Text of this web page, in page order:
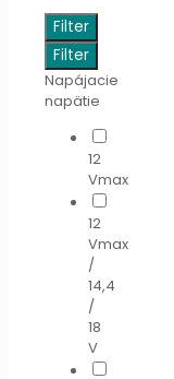
Filter
Filter
Napájacie
napätie
12
Vmax
12
Vmax
/
14,4
/
18
V